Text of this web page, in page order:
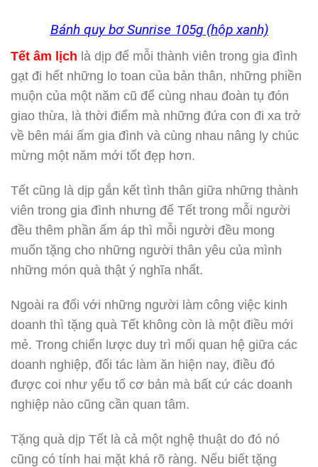
Bánh quy bơ Sunrise 105g (hộp xanh)
Tết âm lịch là dịp để mỗi thành viên trong gia đình
gạt đi hết những lo toan của bản thân, những phiền
muộn của một năm cũ để cùng nhau đoàn tụ đón
giao thừa, là thời điểm mà những đứa con đi xa trở
về bên mái ấm gia đình và cùng nhau nâng ly chúc
mừng một năm mới tốt đẹp hơn.
Tết cũng là dịp gắn kết tình thân giữa những thành
viên trong gia đình nhưng để Tết trong mỗi người
đều thêm phần ấm áp thì mỗi người đều mong
muốn tặng cho những người thân yêu của mình
những món quà thật ý nghĩa nhất.
Ngoài ra đối với những người làm công việc kinh
doanh thì tặng quà Tết không còn là một điều mới
mẻ. Trong chiến lược duy trì mối quan hệ giữa các
doanh nghiệp, đối tác làm ăn hiện nay, điều đó
được coi như yếu tố cơ bản mà bất cứ các doanh
nghiệp nào cũng cần quan tâm.
Tặng quà dịp Tết là cả một nghệ thuật do đó nó
cũng có tính hai mặt khá rõ ràng. Nếu biết tặng